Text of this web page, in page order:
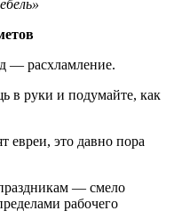
— расхламление.
в руки и подумайте, как
евреи, это давно пора
— смело
рабочего